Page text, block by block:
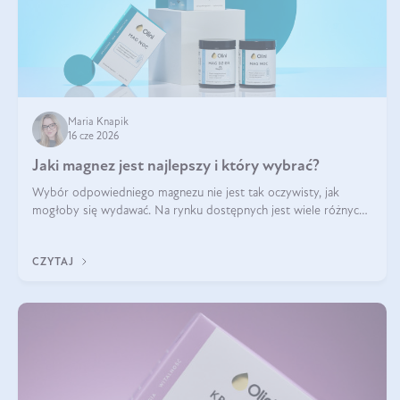
Maria Knapik
16 cze 2026
Jaki magnez jest najlepszy i który wybrać?
Wybór odpowiedniego magnezu nie jest tak oczywisty, jak
mogłoby się wydawać. Na rynku dostępnych jest wiele różnych
CZYTAJ